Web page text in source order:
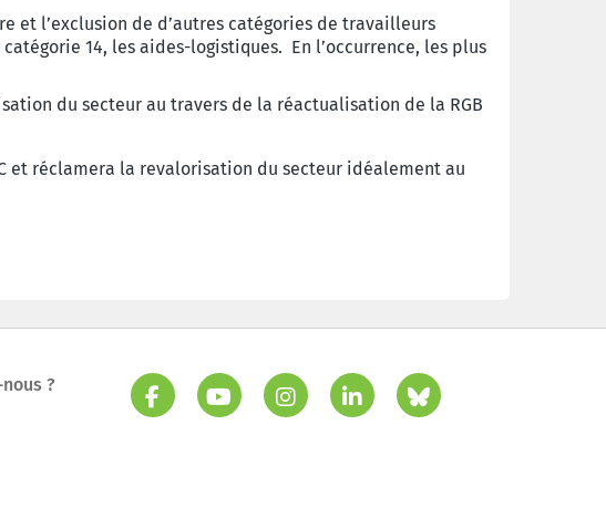
et l’exclusion de d’autres catégories de travailleurs
14, les aides-logistiques. En l’occurrence, les plus
du secteur au travers de la réactualisation de la RGB
et réclamera la revalorisation du secteur idéalement au
?